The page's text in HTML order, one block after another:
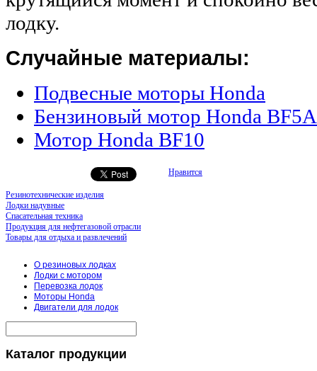
лодку.
Случайные материалы:
Подвесные моторы Honda
Бензиновый мотор Honda
Мотор Honda BF10
Нравится
Резинотехнические изделия
Лодки надувные
Спасательная техника
Продукция для нефтегазовой отрасли
Товары для отдыха и развлечений
О резиновых лодках
Лодки с мотором
Перевозка лодок
Моторы Honda
Двигатели для лодок
Каталог продукции